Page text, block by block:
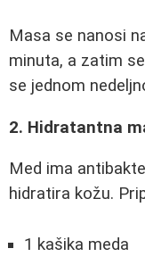
Masa se nanosi
minuta, a zatim
se jednom
2. Hidratantna
Med ima
hidratira kožu.
1 kašika meda